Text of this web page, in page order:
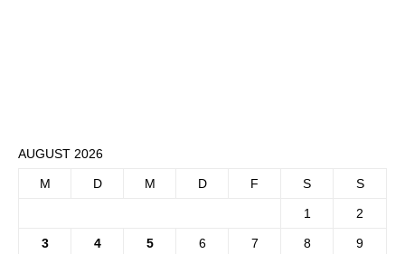
AUGUST 2026
M D M D F S S
1 2
3 4 5 6 7 8 9